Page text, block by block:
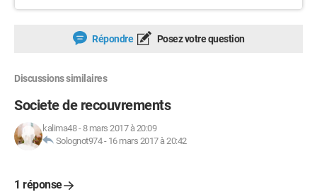
Répondre Posez votre question
Discussions similaires
Societe de recouvrements
kalima48-8 mars 2017 à 20:09
Solognot974- 16 mars 2017 à 20:42
1 réponse